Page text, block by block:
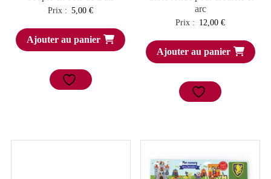
Prix : 5,00€
Ajouter au panier
arc
Prix : 12,00€
Ajouter au panier